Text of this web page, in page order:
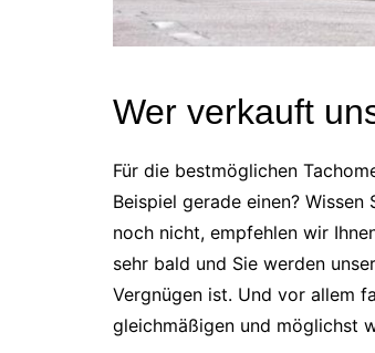
Wer verkauft
Für die bestmöglichen
Beispiel gerade einen?
noch nicht, empfehlen wir
sehr bald und Sie werden
Vergnügen ist. Und vor allem
gleichmäßigen und möglichst